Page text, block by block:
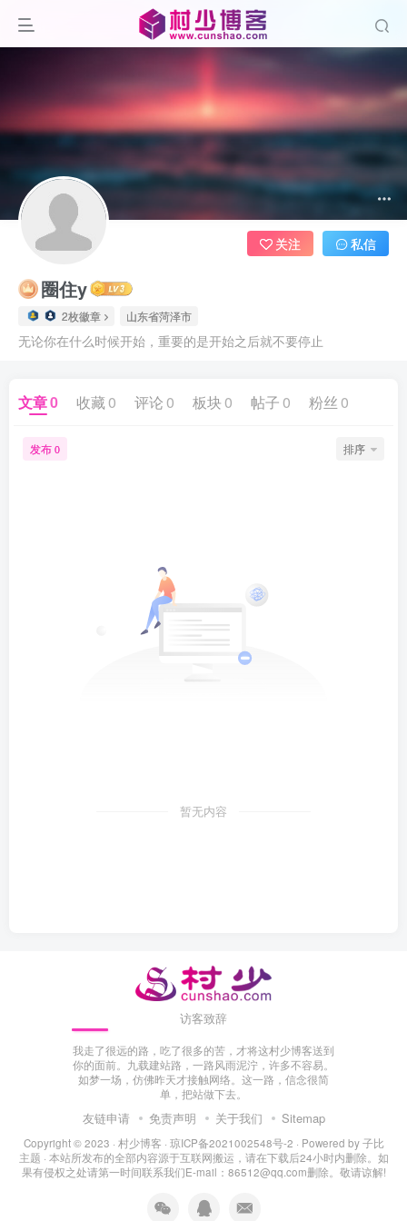
圈住y
2枚徽章 山东省菏泽市
无论你在什么时候开始，重要的是开始之后就不要停止
关注 私信
文章0 收藏 0 评论 0 板块 0 帖子 0 粉丝 0
发布 0 排序
暂无内容
访客致辞
我走了很远的路，吃了很多的苦，才将这村少博客送到
你的面前。九载建站路，一路风雨泥泞，许多不容易。
如梦一场，仿佛昨天才接触网络。这一路，信念很简
单，把站做下去。
友链申请 免责声明 关于我们 Sitemap
Copyright © 2023 · 村少博客 · 琼ICP备2021002548号-2 · Powered by子比
主题 · 本站所发布的全部内容源于互联网搬运，请在下载后24小时内删除。如
果有侵权之处请第一时间联系我们E-mail：86512@qq.com删除。敬请谅解!